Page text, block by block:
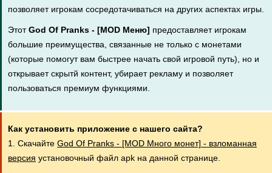
позволяет игрокам сосредотачиваться на других аспектах игры.
ЭтотGod Of Pranks - [MOD Меню] предоставляет игрокам
большие преимущества, связанные не только с монетами
(которые помогут вам быстрее начать свой игровой путь), но и
открывает скрытй контент, убирает рекламу и позволяет
пользоваться премиум функциями.
Как установить приложение с нашего сайта?
1. Скачайте God Of Pranks - [MOD Много монет] - взломанная
версия установочный файл apk на данной странице.